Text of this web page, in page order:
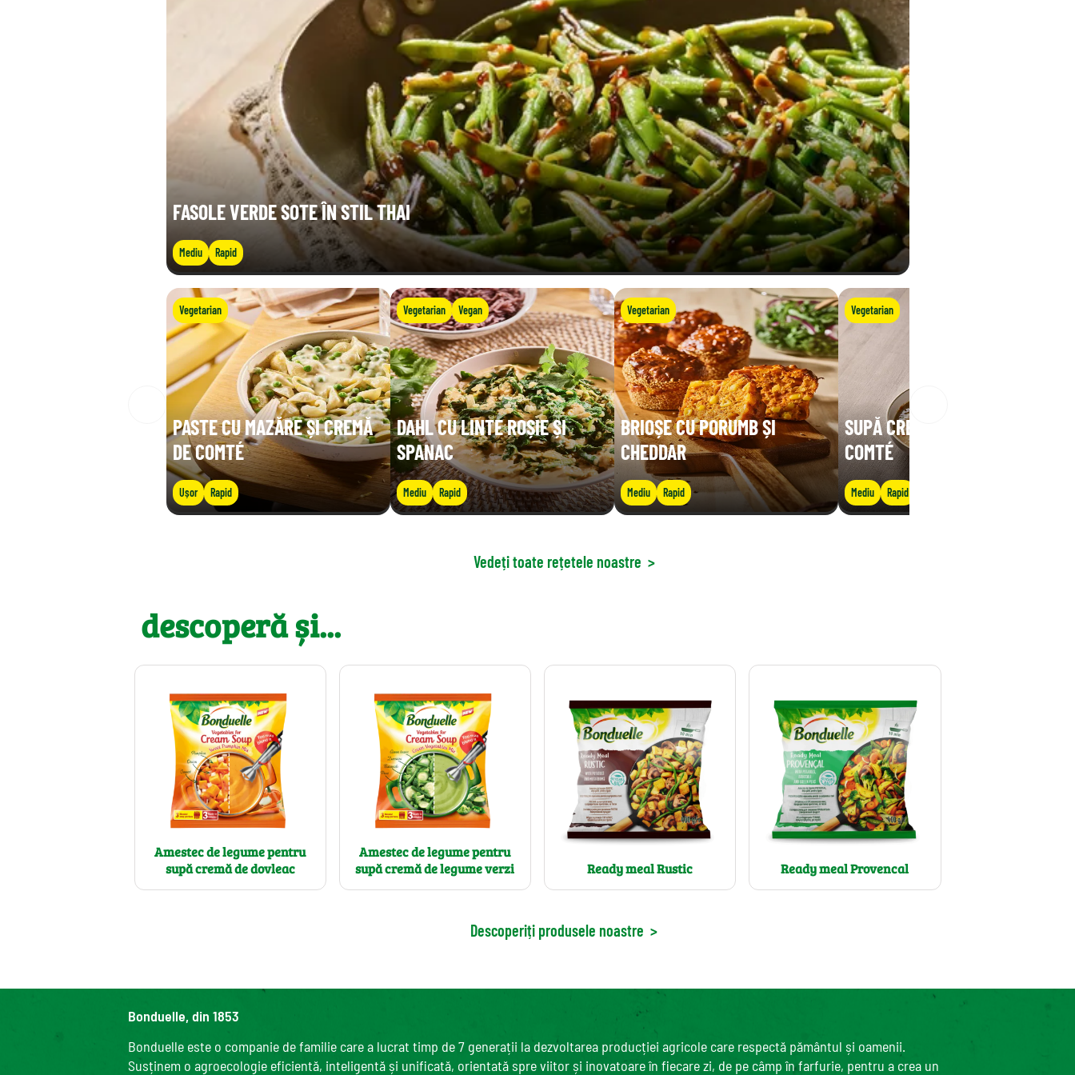
FASOLE VERDE SOTE ÎN STIL THAI
Mediu Rapid
Vegetarian
PASTE CU MAZĂRE ȘI CREMĂ
DE COMTÉ
Ușor Rapid
Vegetarian Vegan
DAHL CU LINTE ROȘIE ȘI
SPANAC
Mediu Rapid
Vegetarian
BRIOȘE CU PORUMB ȘI
CHEDDAR
Mediu Rapid
Vegetarian
SUPĂ CREMOASĂ DE LINTE CU
COMTÉ
Mediu Rapid
Vedeți toate rețetele noastre >
descoperă și...
Amestec de legume pentru
supă cremă de dovleac
Amestec de legume pentru
supă cremă de legume verzi
Ready meal Rustic Ready meal Provencal
Descoperiți produsele noastre >
Bonduelle, din 1853
Bonduelle este o companie de familie care a lucrat timp de 7 generații la dezvoltarea producției agricole care respectă pământul și oamenii.
Susținem o agroecologie eficientă, inteligentă și unificată, orientată spre viitor și inovatoare în fiecare zi, de pe câmp în farfurie, pentru a crea un